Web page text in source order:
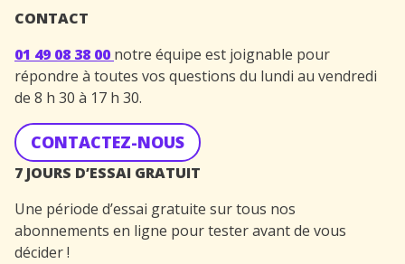
CONTACT
01 49 08 38 00 notre équipe est joignable pour
répondre à toutes vos questions du lundi au vendredi
de 8 h 30 à 17 h 30.
CONTACTEZ-NOUS
7 JOURS D’ESSAI GRATUIT
Une période d’essai gratuite sur tous nos
abonnements en ligne pour tester avant de vous
décider !